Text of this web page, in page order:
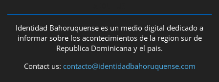
Identidad Bahoruquense es un medio digital dedicado a
informar sobre los acontecimientos de la region sur de
Republica Dominicana y el pais.
Contact us: contacto@identidadbahoruquense.com